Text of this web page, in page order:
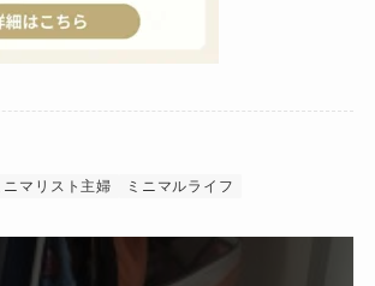
ニマリスト主婦 ミニマルライフ